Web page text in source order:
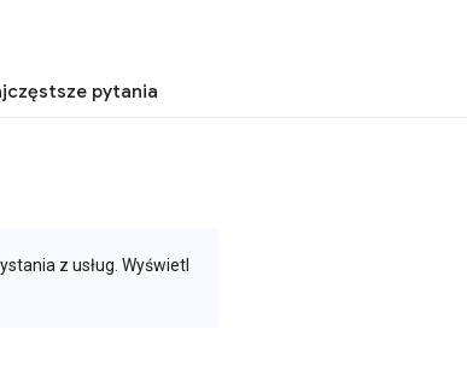
pytania
z usług. Wyświetl